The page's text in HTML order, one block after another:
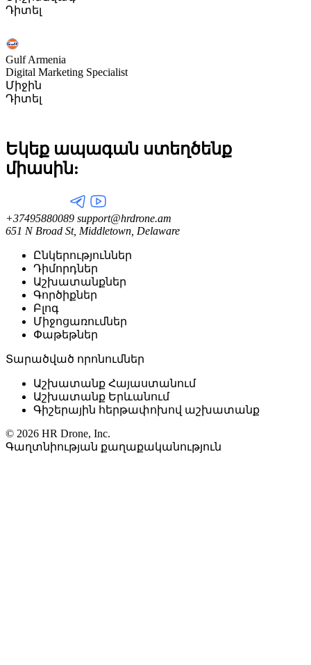
Դիտել
Gulf Armenia
Digital Marketing Specialist
Միջին
Դիտել
Եկեք ապագան ստեղծենք
միասին:
+37495880089 support@hrdrone.am
651 N Broad St, Middletown, Delaware
Ընկերություններ
Դիմորդներ
Աշխատանքներ
Գործիքներ
Բլոգ
Միջոցառումներ
Փաթեթներ
Տարածված որոնումներ
Աշխատանք Հայաստանում
Աշխատանք Երևանում
Գիշերային հերթափոխով աշխատանք
© 2026 HR Drone, Inc.
Գաղտնիության քաղաքականություն